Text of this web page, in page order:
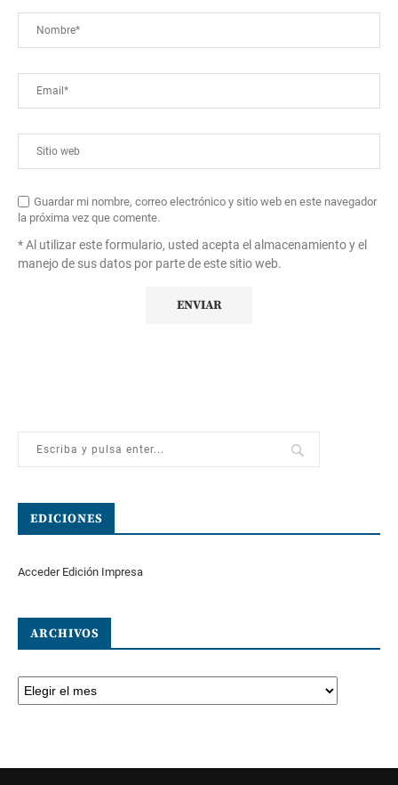
Guardar mi nombre, correo electrónico y sitio web en este navegador
la próxima vez que comente.
* Al utilizar este formulario, usted acepta el almacenamiento y el
manejo de sus datos por parte de este sitio web.
EDICIONES
Acceder Edición Impresa
ARCHIVOS